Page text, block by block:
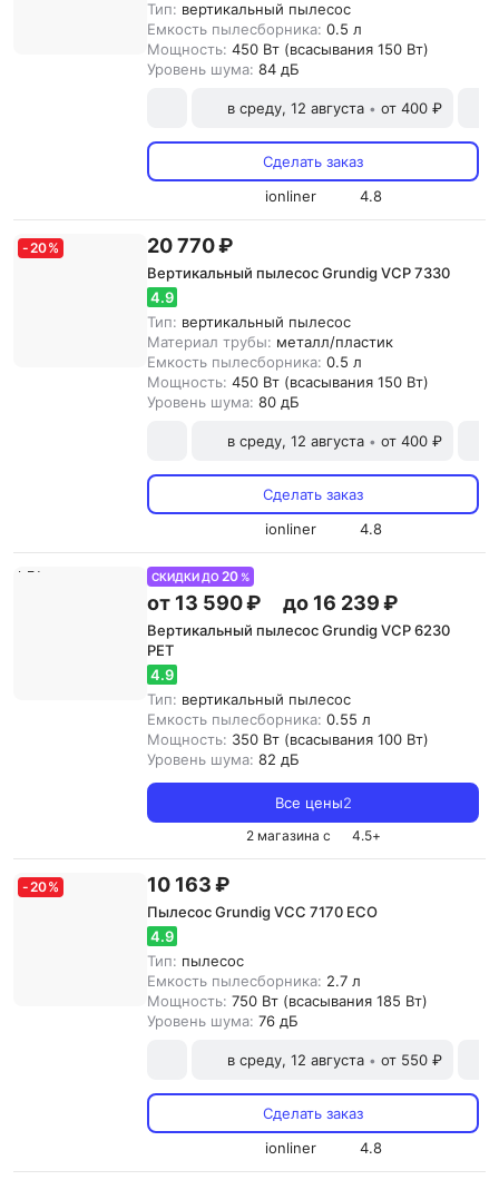
Тип: вертикальный пылесос
Емкость пылесборника: 0.5 л
Мощность: 450 Вт (всасывания 150 Вт)
Уровень шума: 84 дБ
в среду, 12 августа • от 400 ₽
Сделать заказ
ionliner
4.8
-20% 20 770 ₽
Вертикальный пылесос Grundig VCP 7330
4.9
Тип: вертикальный пылесос
Материал трубы: металл/пластик
Емкость пылесборника: 0.5 л
Мощность: 450 Вт (всасывания 150 Вт)
Уровень шума: 80 дБ
в среду, 12 августа • от 400 ₽
Сделать заказ
ionliner
4.8
СКИДКИ ДО20 %
от 13 590 ₽ до 16 239 ₽
Вертикальный пылесос Grundig VCP 6230
PET
4.9
Тип: вертикальный пылесос
Емкость пылесборника: 0.55 л
Мощность: 350 Вт (всасывания 100 Вт)
Уровень шума: 82 дБ
Все цены2
2 магазина с 4.5+
-20% 10 163 ₽
Пылесос Grundig VCC 7170 ECO
4.9
Тип: пылесос
Емкость пылесборника: 2.7 л
Мощность: 750 Вт (всасывания 185 Вт)
Уровень шума: 76 дБ
в среду, 12 августа • от 550 ₽
Сделать заказ
ionliner
4.8